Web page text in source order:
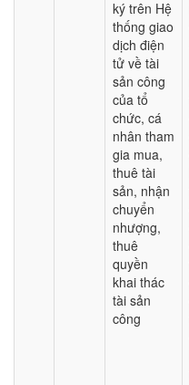
ký trên Hệ
thống giao
dịch điện
tử về tài
sản công
của tổ
chức, cá
nhân tham
gia mua,
thuê tài
sản, nhận
chuyển
nhượng,
thuê
quyền
khai thác
tài sản
công